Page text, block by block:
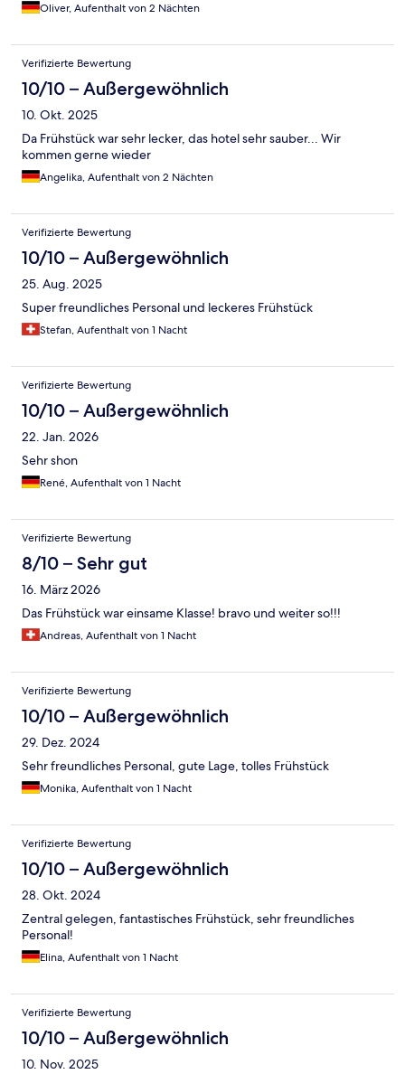
Oliver, Aufenthalt von 2 Nächten
Verifizierte Bewertung
10/10 – Außergewöhnlich
10. Okt. 2025
Da Frühstück war sehr lecker, das hotel sehr sauber... Wir
kommen gerne wieder
Angelika, Aufenthalt von 2 Nächten
Verifizierte Bewertung
10/10 – Außergewöhnlich
25. Aug. 2025
Super freundliches Personal und leckeres Frühstück
Stefan, Aufenthalt von 1 Nacht
Verifizierte Bewertung
10/10 – Außergewöhnlich
22. Jan. 2026
Sehr shon
René, Aufenthalt von 1 Nacht
Verifizierte Bewertung
8/10 – Sehr gut
16. März 2026
Das Frühstück war einsame Klasse! bravo und weiter so!!!
Andreas, Aufenthalt von 1 Nacht
Verifizierte Bewertung
10/10 – Außergewöhnlich
29. Dez. 2024
Sehr freundliches Personal, gute Lage, tolles Frühstück
Monika, Aufenthalt von 1 Nacht
Verifizierte Bewertung
10/10 – Außergewöhnlich
28. Okt. 2024
Zentral gelegen, fantastisches Frühstück, sehr freundliches
Personal!
Elina, Aufenthalt von 1 Nacht
Verifizierte Bewertung
10/10 – Außergewöhnlich
10. Nov. 2025